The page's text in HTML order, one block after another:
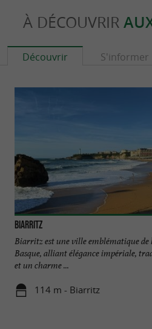
À DÉCOUVRIR
Découvrir S'informer
Biarritz
Biarritz est une ville emblématique de
Basque, alliant élégance impériale,
et un charme ...
114 m - Biarritz